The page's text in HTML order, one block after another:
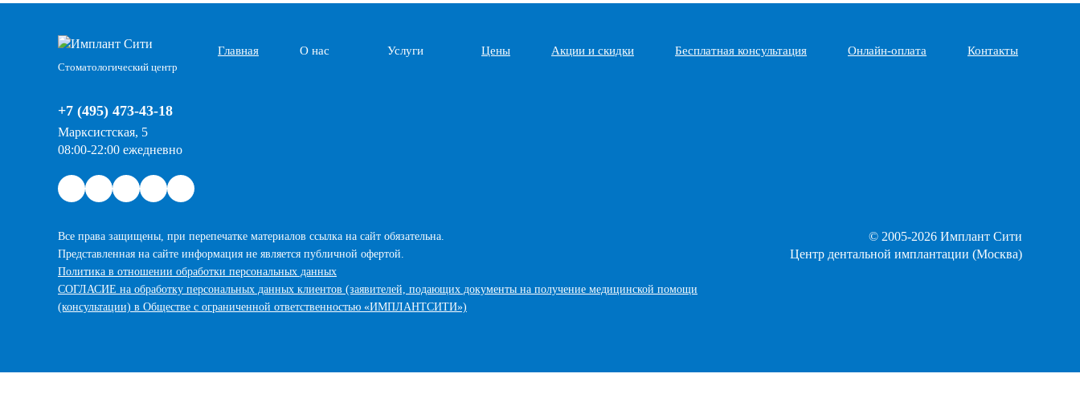
Стоматологический центр
Главная О нас Услуги Цены Акции и скидки Бесплатная консультация Онлайн-оплата Контакты
+7 (495) 473-43-18
Марксистская, 5
08:00-22:00 ежедневно
Все права защищены, при перепечатке материалов ссылка на сайт обязательна.
Представленная на сайте информация не является публичной офертой.
Политика в отношении обработки персональных данных
СОГЛАСИЕ на обработку персональных данных клиентов (заявителей, подающих документы на получение медицинской помощи
(консультации) в Обществе с ограниченной ответственностью «ИМПЛАНТСИТИ»)
© 2005-2026 Имплант Сити
Центр дентальной имплантации (Москва)